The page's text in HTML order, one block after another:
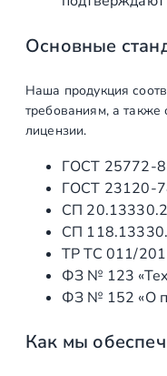
д
у
Ø
4
2
4
м
(
Основные
Наша продукция
требованиям, а также
лицензии.
ГОСТ
ГОСТ
СП
СП
ТР ТС 011/
ФЗ № 123
ФЗ № 152 «О
Как мы